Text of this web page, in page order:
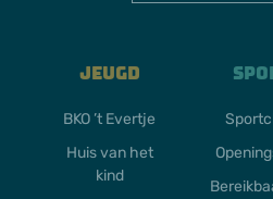
Jeugd
BKO ’t Evertje
Huis van het
kind